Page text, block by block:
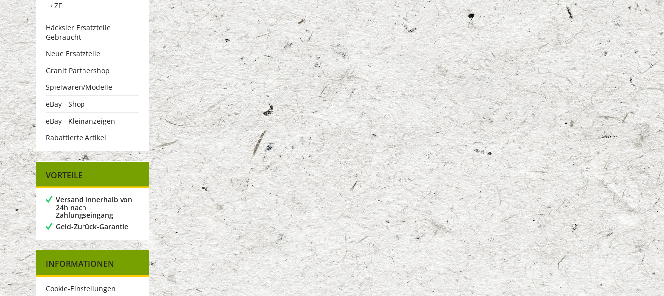
ZF
Häcksler Ersatzteile
Gebraucht
Neue Ersatzteile
Granit Partnershop
Spielwaren/Modelle
eBay - Shop
eBay - Kleinanzeigen
Rabattierte Artikel
VORTEILE
Versand innerhalb von
24h nach
Zahlungseingang
Geld-Zurück-Garantie
INFORMATIONEN
Cookie-Einstellungen